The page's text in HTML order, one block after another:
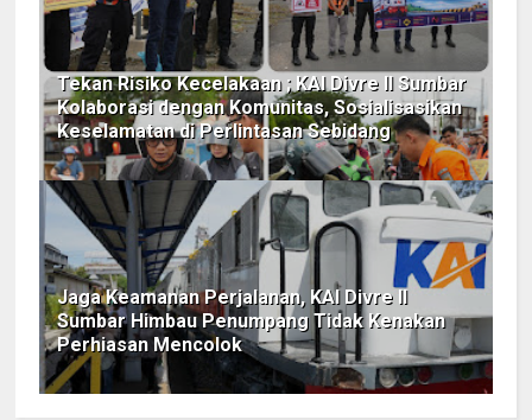
Tekan Risiko Kecelakaan ; KAI Divre II Sumbar
Kolaborasi dengan Komunitas, Sosialisasikan
Keselamatan di Perlintasan Sebidang
Jaga Keamanan Perjalanan, KAI Divre II
Sumbar Himbau Penumpang Tidak Kenakan
Perhiasan Mencolok